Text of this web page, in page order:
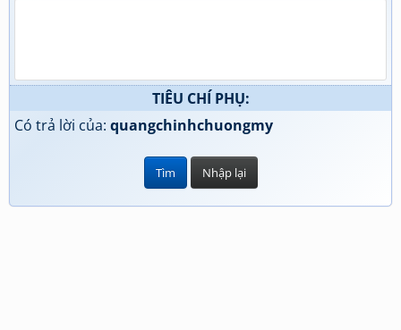
TIÊU CHÍ PHỤ:
Có trả lời của: quangchinhchuongmy